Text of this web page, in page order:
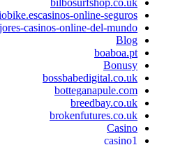
online-seguros
casinos-online-del-mundo
Blog
boaboa.pt
Bonusy
bossbabedigital.co.uk
botteganapule.com
breedbay.co.uk
brokenfutures.co.uk
Casino
casino1